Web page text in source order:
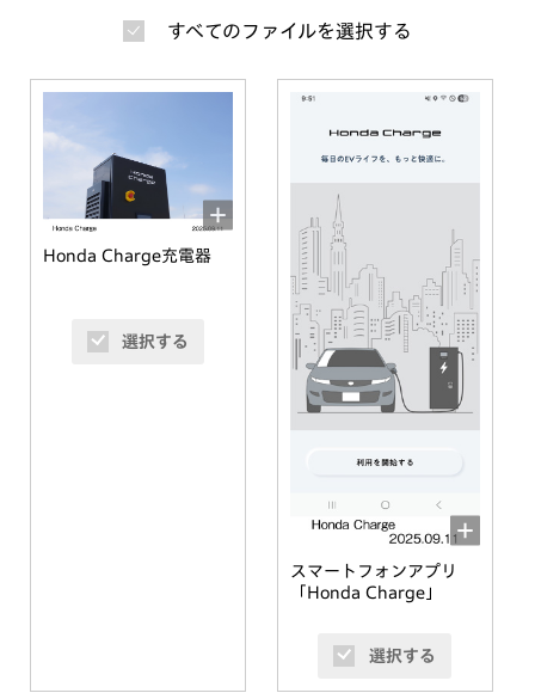
すべてのファイルを選択する
Honda Charge充電器
選択する
スマートフォンアプリ
「Honda Charge」
選択する